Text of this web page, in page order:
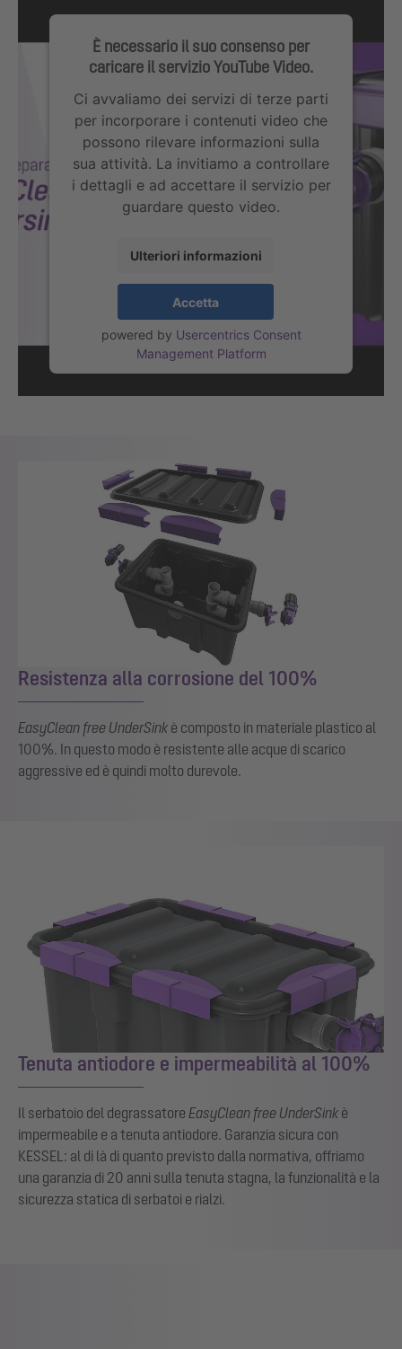
È necessario il suo consenso per
caricare il servizio YouTube Video.
Ci avvaliamo dei servizi di terze parti
per incorporare i contenuti video che
possono rilevare informazioni sulla
sua attività. La invitiamo a controllare
i dettagli e ad accettare il servizio per
guardare questo video.
Ulteriori informazioni
Accetta
powered by Usercentrics Consent
Management Platform
Resistenza alla corrosione del 100%
EasyClean free UnderSink è composto in materiale plastico al
100%. In questo modo è resistente alle acque di scarico
aggressive ed è quindi molto durevole.
Tenuta antiodore e impermeabilità al 100%
Il serbatoio del degrassatore EasyClean free UnderSink è
impermeabile e a tenuta antiodore. Garanzia sicura con
KESSEL: al di là di quanto previsto dalla normativa, offriamo
una garanzia di 20 anni sulla tenuta stagna, la funzionalità e la
sicurezza statica di serbatoi e rialzi.